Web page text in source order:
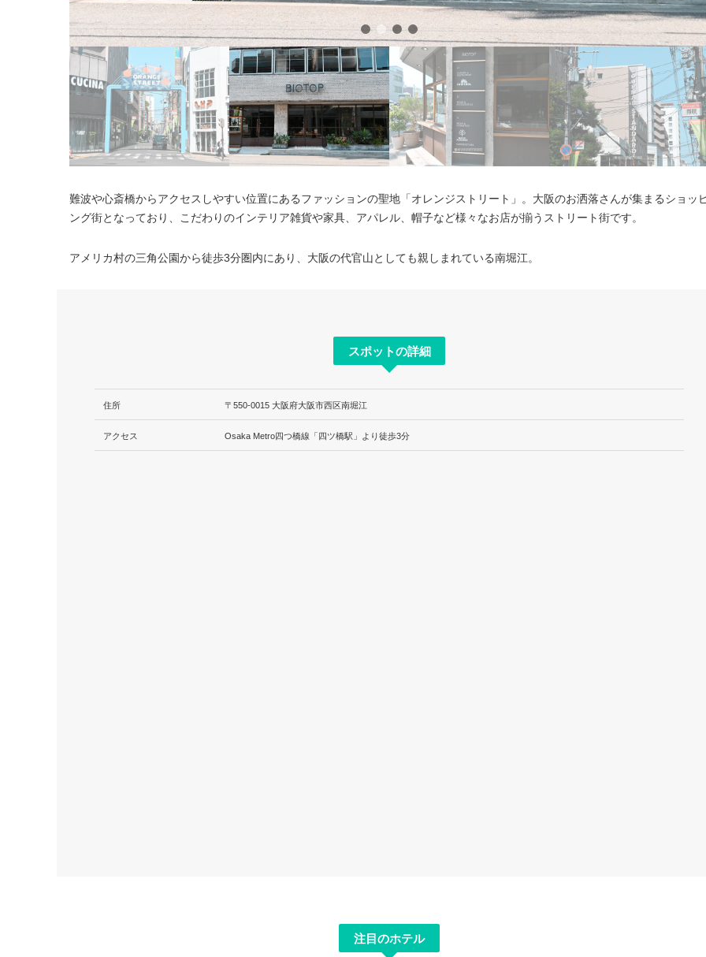
難波や心斎橋からアクセスしやすい位置にあるファッションの聖地「オレンジストリート」。大阪のお洒落さんが集まるショッ
ング街となっており、こだわりのインテリア雑貨や家具、アパレル、帽子など様々なお店が揃うストリート街です。
アメリカ村の三角公園から徒歩3分圏内にあり、大阪の代官山としても親しまれている南堀江。
スポットの詳細
住所 〒550-0015 大阪府大阪市西区南堀江
アクセス Osaka Metro四つ橋線「四ツ橋駅」より徒歩3分
注目のホテル